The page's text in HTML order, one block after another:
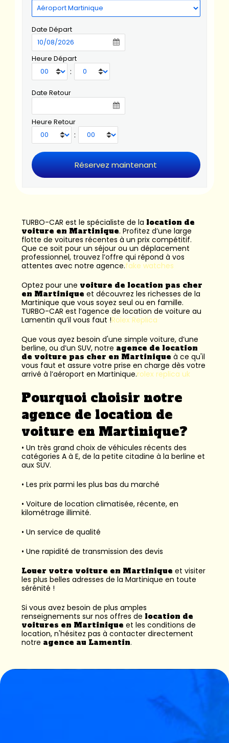
Date Départ
Heure Départ
:
Date Retour
Heure Retour
:
TURBO-CAR est le spécialiste de la location de
voiture en Martinique. Profitez d’une large
flotte de voitures récentes à un prix compétitif.
Que ce soit pour un séjour ou un déplacement
professionnel, trouvez l’offre qui répond à vos
attentes avec notre agence.fake watches
Optez pour une voiture de location pas cher
en Martinique et découvrez les richesses de la
Martinique que vous soyez seul ou en famille.
TURBO-CAR est l’agence de location de voiture au
Lamentin qu’il vous faut !Rolex Replica
Que vous ayez besoin d'une simple voiture, d’une
berline, ou d’un SUV, notre agence de location
de voiture pas cher en Martinique à ce qu'il
vous faut et assure votre prise en charge dès votre
arrivé à l’aéroport en Martinique.rolex replica uk
Pourquoi choisir notre
agence de location de
voiture en Martinique?
• Un très grand choix de véhicules récents des
catégories A à E, de la petite citadine à la berline et
aux SUV.
• Les prix parmi les plus bas du marché
• Voiture de location climatisée, récente, en
kilométrage illimité.
• Un service de qualité
• Une rapidité de transmission des devis
Louer votre voiture en Martinique et visiter
les plus belles adresses de la Martinique en toute
sérénité !
Si vous avez besoin de plus amples
renseignements sur nos offres de location de
voitures en Martinique et les conditions de
location, n'hésitez pas à contacter directement
notre agence au Lamentin.